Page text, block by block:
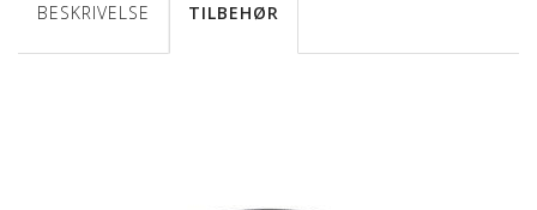
BESKRIVELSE TILBEHØR